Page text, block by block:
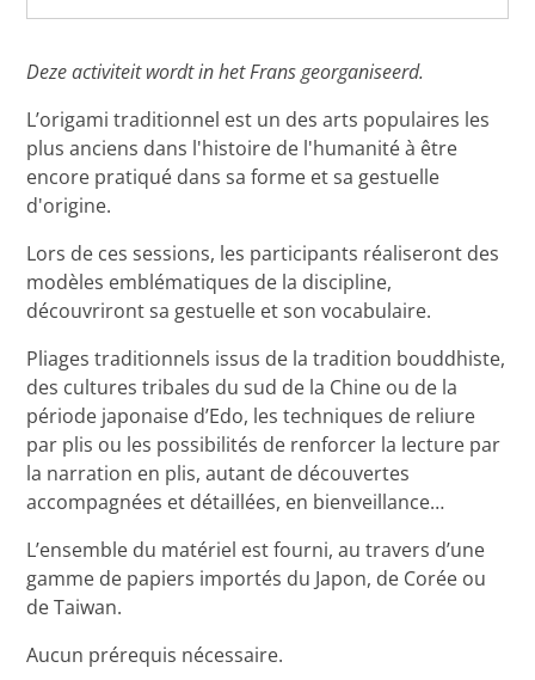
Deze activiteit wordt in het Frans georganiseerd.
L’origami traditionnel est un des arts populaires les
plus anciens dans l'histoire de l'humanité à être
encore pratiqué dans sa forme et sa gestuelle
d'origine.
Lors de ces sessions, les participants réaliseront des
modèles emblématiques de la discipline,
découvriront sa gestuelle et son vocabulaire.
Pliages traditionnels issus de la tradition bouddhiste,
des cultures tribales du sud de la Chine ou de la
période japonaise d’Edo, les techniques de reliure
par plis ou les possibilités de renforcer la lecture par
la narration en plis, autant de découvertes
accompagnées et détaillées, en bienveillance…
L’ensemble du matériel est fourni, au travers d’une
gamme de papiers importés du Japon, de Corée ou
de Taiwan.
Aucun prérequis nécessaire.